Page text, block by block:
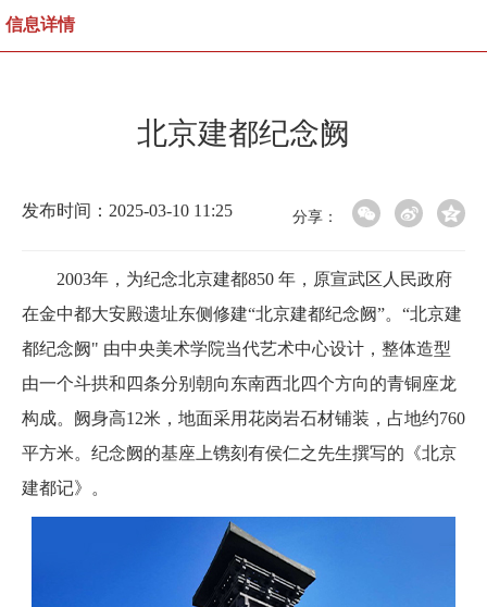
信息详情
北京建都纪念阙
发布时间：2025-03-10 11:25 分享：
2003年，为纪念北京建都850 年，原宣武区人民政府
在金中都大安殿遗址东侧修建“北京建都纪念阙”。“北京建
都纪念阙" 由中央美术学院当代艺术中心设计，整体造型
由一个斗拱和四条分别朝向东南西北四个方向的青铜座龙
构成。阙身高12米，地面采用花岗岩石材铺装，占地约760
平方米。纪念阙的基座上镌刻有侯仁之先生撰写的《北京
建都记》。